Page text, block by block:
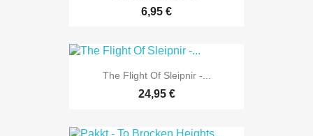
6,95 €
The Flight Of Sleipnir -...
24,95 €